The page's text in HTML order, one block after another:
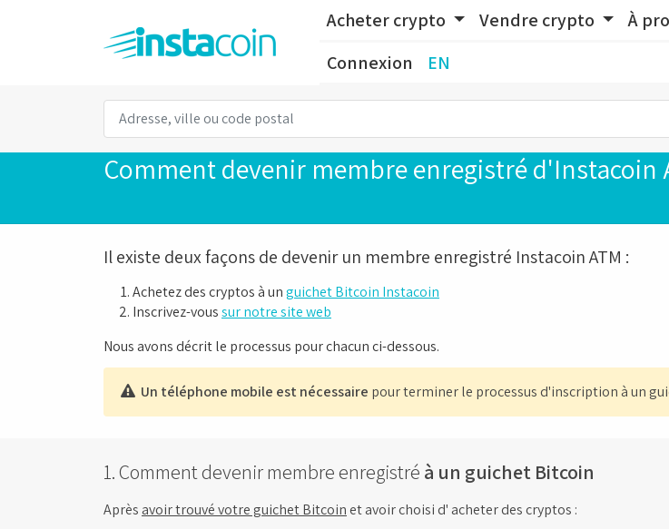
Acheter crypto Vendre crypto À
Connexion
EN
Comment devenir membre enregistré d'Instacoin
Il existe deux façons de devenir un membre enregistré Instacoin ATM :
Achetez des cryptos à unguichet Bitcoin Instacoin
Inscrivez-voussur notre site web
Nous avons décrit le processus pour chacun ci-dessous.
Un téléphone mobile est nécessaire pour terminer le processus d'inscription à un
1. Comment devenir membre enregistré à un guichet Bitcoin
Après avoir trouvé votre guichet Bitcoinet avoir choisi d' acheter des cryptos :